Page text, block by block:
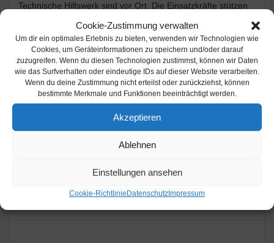
Cookie-Zustimmung verwalten
Um dir ein optimales Erlebnis zu bieten, verwenden wir Technologien wie
Cookies, um Geräteinformationen zu speichern und/oder darauf
zuzugreifen. Wenn du diesen Technologien zustimmst, können wir Daten
wie das Surfverhalten oder eindeutige IDs auf dieser Website verarbeiten.
Wenn du deine Zustimmung nicht erteilst oder zurückziehst, können
bestimmte Merkmale und Funktionen beeinträchtigt werden.
Akzeptieren
Ablehnen
Einstellungen ansehen
Cookie-Richtlinie Datenschutz Impressum
Technische Hilfswerk sind vor Ort. Die Einsatzkräfte stützen
abdichten. Auch muss geprüft werden, ob die Statik des
Gebäudes durch den Unfall beeinträchtigt ist.
Info / Bild: Stadt Wermelskirchen / Kathrin Kellermann
POLIZEI UNFALL WERMELSKIRCHEN
Beitragsnavigation
Beitrag:
Reizgas sorgt für